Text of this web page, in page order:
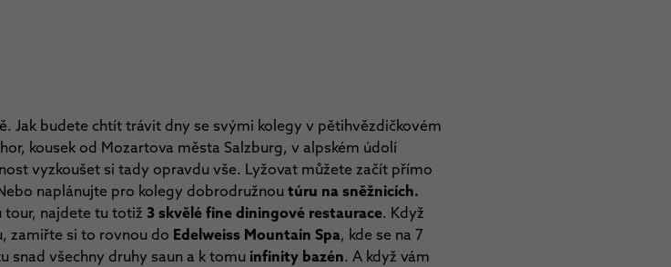
Jak budete chtít trávit dny se svými kolegy v pětihvězdičkovém
kousek od Mozartova města Salzburg, v alpském údolí
vyzkoušet si tady opravdu vše. Lyžovat můžete začít přímo
naplánujte pro kolegy dobrodružnou túru na sněžnicích.
tour, najdete tu totiž 3 skvělé fine diningové restaurace. Když
zamiřte si to rovnou do Edelweiss Mountain Spa, kde se na 7
snad všechny druhy saun a k tomu infinity bazén. A když vám